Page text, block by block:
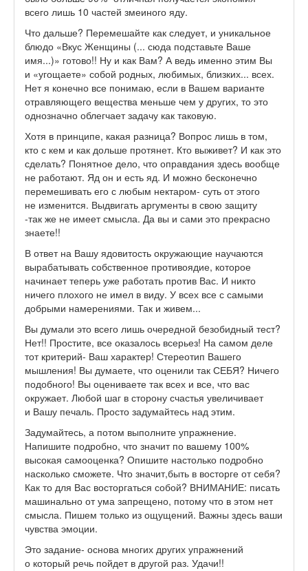
всего лишь 10 частей змеиного яду.
Что дальше? Перемешайте как следует, и уникальное
блюдо «Вкус Женщины (... сюда подставьте Ваше
имя...)» готово!! Ну и как Вам? А ведь именно этим Вы
и «угощаете» собой родных, любимых, близких... всех.
Нет я конечно все понимаю, если в Вашем варианте
отравляющего вещества меньше чем у других, то это
однозначно облегчает задачу как таковую.
Хотя в принципе, какая разница? Вопрос лишь в том,
кто с кем и как дольше протянет. Кто выживет? И как это
сделать? Понятное дело, что оправдания здесь вообще
не работают. Яд он и есть яд. И можно бесконечно
перемешивать его с любым нектаром- суть от этого
не изменится. Выдвигать аргументы в свою защиту
-так же не имеет смысла. Да вы и сами это прекрасно
знаете!!
В ответ на Вашу ядовитость окружающие научаются
вырабатывать собственное противоядие, которое
начинает теперь уже работать против Вас. И никто
ничего плохого не имел в виду. У всех все с самыми
добрыми намерениями. Так и живем...
Вы думали это всего лишь очередной безобидный тест?
Нет!! Простите, все оказалось всерьез! На самом деле
тот критерий- Ваш характер! Стереотип Вашего
мышления! Вы думаете, что оценили так СЕБЯ? Ничего
подобного! Вы оцениваете так всех и все, что вас
окружает. Любой шаг в сторону счастья увеличивает
и Вашу печаль. Просто задумайтесь над этим.
Задумайтесь, а потом выполните упражнение.
Напишите подробно, что значит по вашему 100%
высокая самооценка? Опишите настолько подробно
насколько сможете. Что значит,быть в восторге от себя?
Как то для Вас восторгаться собой? ВНИМАНИЕ: писать
машинально от ума запрещено, потому что в этом нет
смысла. Пишем только из ощущений. Важны здесь ваши
чувства эмоции.
Это задание- основа многих других упражнений
о который речь пойдет в другой раз. Удачи!!